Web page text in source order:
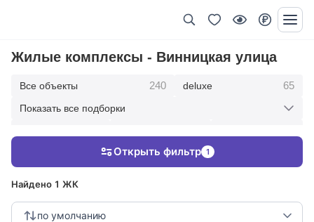
Жилые комплексы - Винницкая улица
Все объекты 240 deluxe 65
123 клубные дома
Показать все подборки
Найдено 1 ЖК
по умолчанию
Открыть фильтр 1